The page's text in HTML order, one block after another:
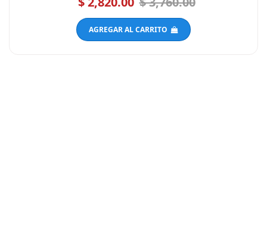
AGREGAR AL CARRITO